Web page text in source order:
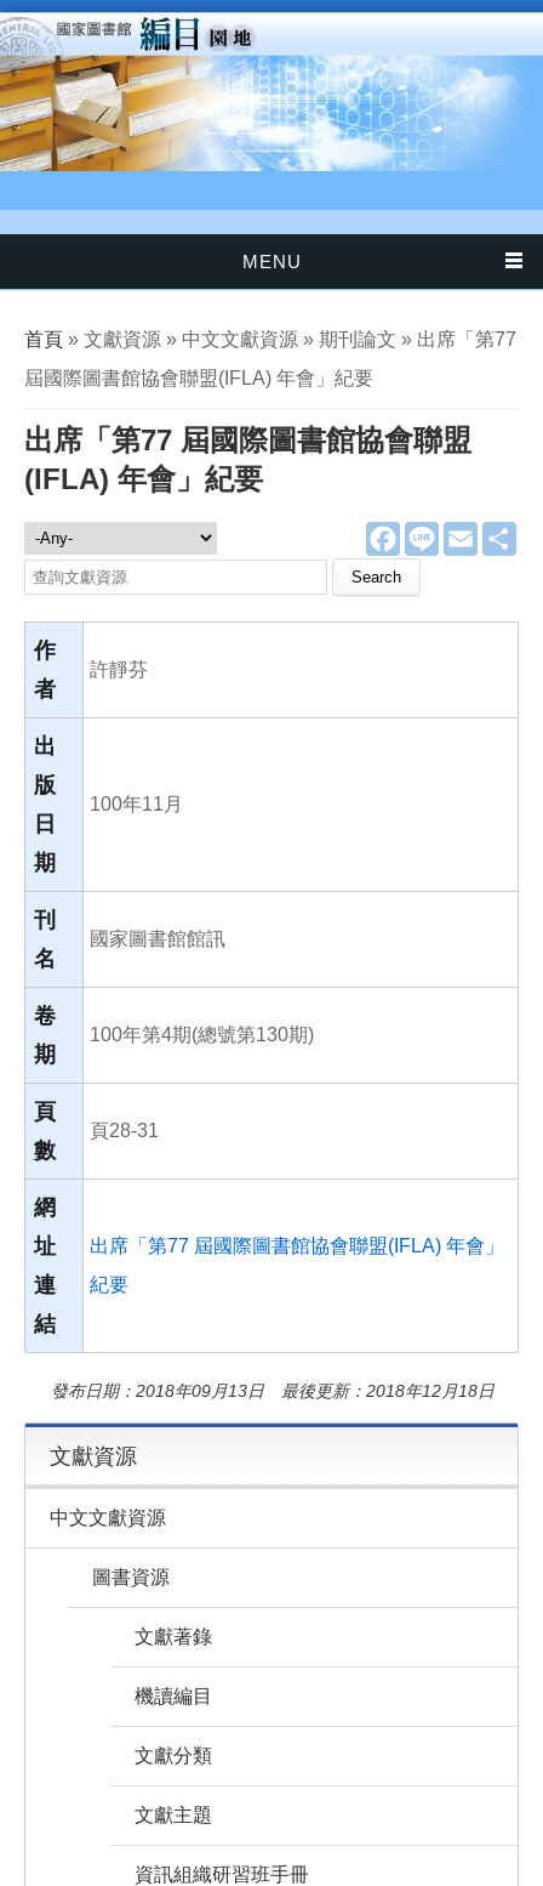
移至主內容
MENU
您在這裡
首頁 » 文獻資源 » 中文文獻資源 » 期刊論文 » 出席「第77
屆國際圖書館協會聯盟(IFLA) 年會」紀要
出席「第77 屆國際圖書館協會聯盟
(IFLA) 年會」紀要
F
a
e
o
L
E
m
文獻資源
Search this site
作
者
許靜芬
出
版
日
期
100年11月
刊
名
國家圖書館館訊
卷
期
100年第4期(總號第130期)
頁
數
頁28-31
網
址
連
結
出席「第77 屆國際圖書館協會聯盟(IFLA) 年會」
紀要
發布日期：2018年09月13日 最後更新：2018年12月18日
文獻資源
中文文獻資源
圖書資源
文獻著錄
機讀編目
文獻分類
文獻主題
資訊組織研習班手冊